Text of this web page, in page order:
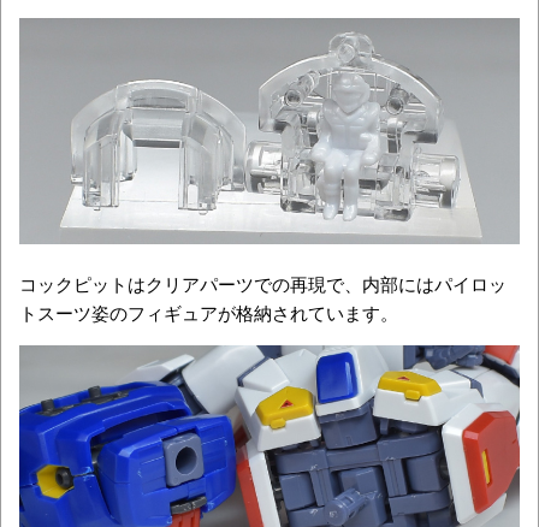
コックピットはクリアパーツでの再現で、内部にはパイロッ
トスーツ姿のフィギュアが格納されています。